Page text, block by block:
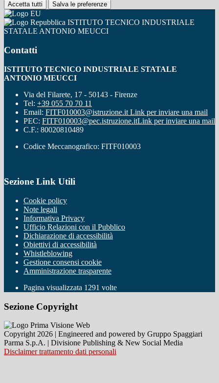
Accetta tutti Salva le preferenze
ISTITUTO TECNICO INDUSTRIALE
STATALE ANTONIO MEUCCI
Contatti
ISTITUTO TECNICO INDUSTRIALE STATALE
ANTONIO MEUCCI
Via del Filarete, 17 - 50143 - Firenze
Tel: +39 055 70 70 11
Email: FITF010003@istruzione.it Link per inviare una mail
PEC: FITF010003@pec.istruzione.itLink per inviare una mail
C.F.: 80020810489
Codice Meccanografico: FITF010003
Sezione Link Utili
Cookie policy
Note legali
Informativa Privacy
Ufficio Relazioni con il Pubblico
Dichiarazione di accessibilità
Obiettivi di accessibilità
Whistleblowing
Gestione consensi cookie
Amministrazione trasparente
Pagina visualizzata 1291 volte
Sezione Copyright
Copyright 2026 | Engineered and powered by Gruppo Spaggiari
Parma S.p.A. | Divisione Publishing & New Social Media
Disclaimer trattamento dati personali